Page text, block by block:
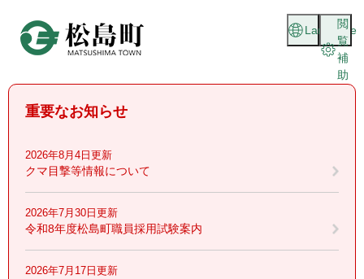
頭
閲
覧
補
助
Language
重要なお知らせ
2026年8月4日更新
クマ目撃等情報について
2026年7月30日更新
令和8年度松島町職員採用試験案内
2026年7月17日更新